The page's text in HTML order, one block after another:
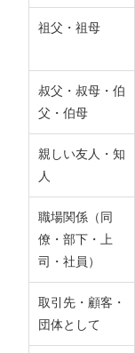
祖父・祖母
叔父・叔母・伯
父・伯母
親しい友人・知
人
職場関係（同
僚・部下・上
司・社員）
取引先・顧客・
団体として